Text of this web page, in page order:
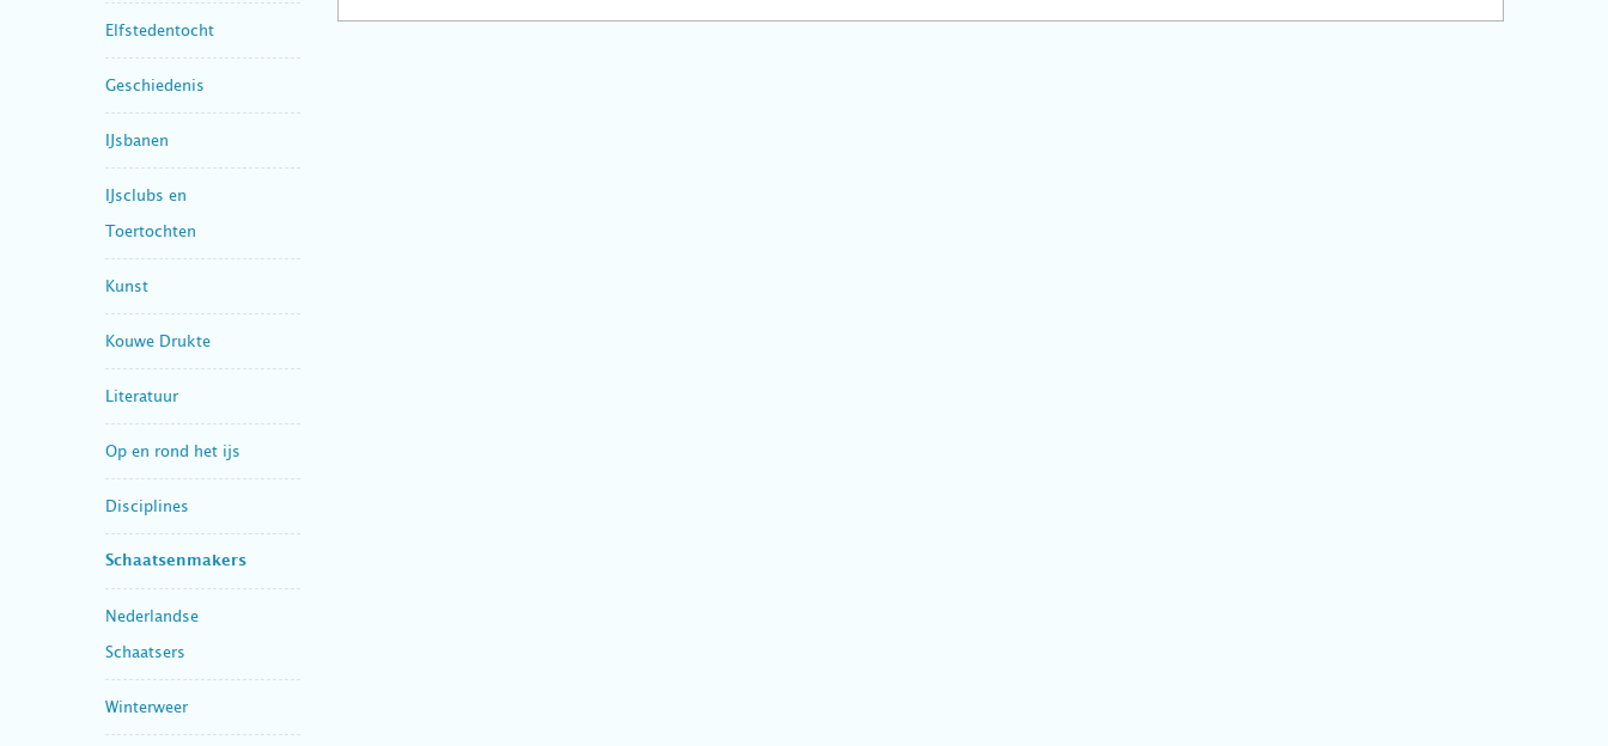
Elfstedentocht
Geschiedenis
IJsbanen
IJsclubs en
Toertochten
Kunst
Kouwe Drukte
Literatuur
Op en rond het ijs
Disciplines
Schaatsenmakers
Nederlandse
Schaatsers
Winterweer